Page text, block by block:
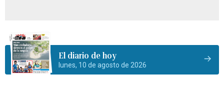
El diario de hoy
lunes, 10 de agosto de 2026